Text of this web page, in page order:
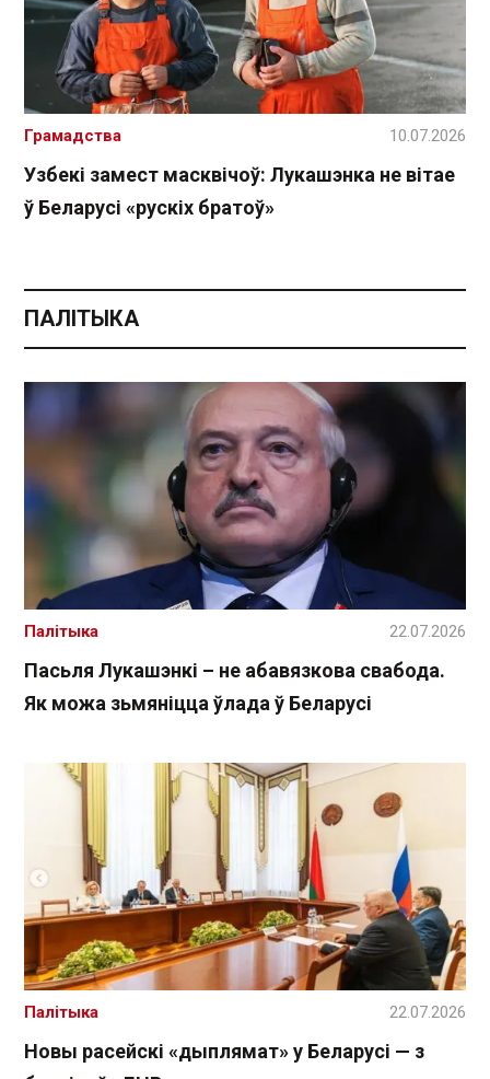
Узбекі замест масквічоў: Лукашэнка не вітае
ў Беларусі «рускіх братоў»
Грамадства 10.07.2026
ПАЛІТЫКА
Пасьля Лукашэнкі – не абавязкова свабода.
Як можа зьмяніцца ўлада ў Беларусі
Палітыка 22.07.2026
Новы расейскі «дыплямат» у Беларусі — з
Палітыка 22.07.2026